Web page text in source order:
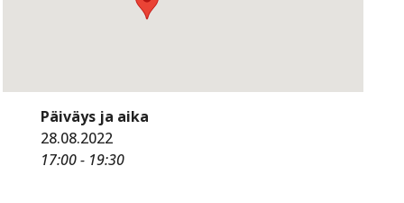
Päiväys ja aika
28.08.2022
17:00 - 19:30